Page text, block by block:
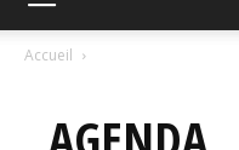
Accueil